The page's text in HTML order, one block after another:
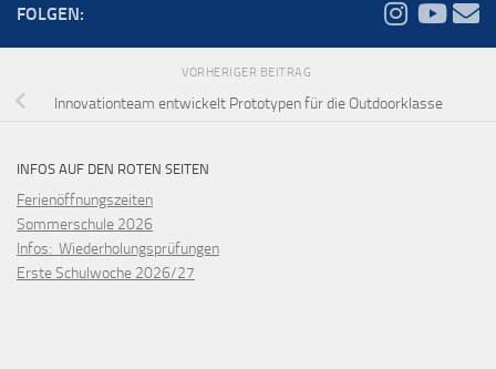
FOLGEN:
VORHERIGER BEITRAG
Innovationteam entwickelt Prototypen für die Outdoorklasse
INFOS AUF DEN ROTEN SEITEN
Ferienöffnungszeiten
Sommerschule 2026
Infos: Wiederholungsprüfungen
Erste Schulwoche 2026/27